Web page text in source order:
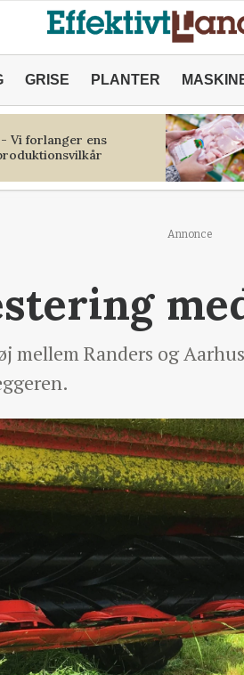
GRISE PLANTER
Vi forlanger ens
Annonce
mellem Randers og